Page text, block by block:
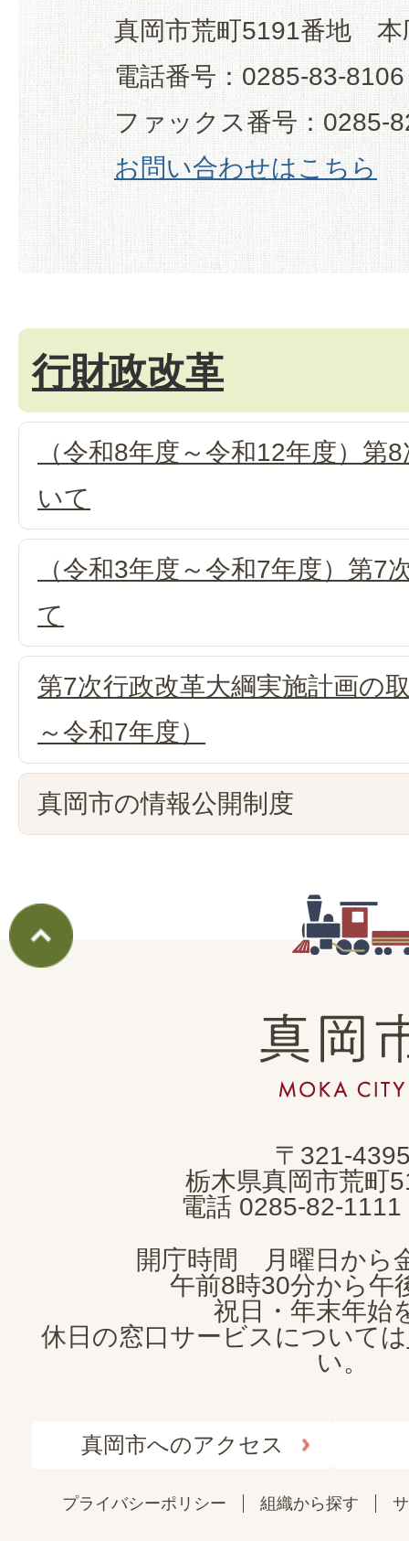
真岡市荒町5191番地 本
電話番号：0285-83-8106
ファックス番号：0285-
お問い合わせはこちら
行財政改革
（令和8年度～令和12年度）第
いて
（令和3年度～令和7年度）第7
て
第7次行政改革大綱実施計画の
～令和7年度）
真岡市の情報公開制度
真
岡
市
CITY
〒321-
栃木県真岡市荒町
電話 0285-82-1111
開庁時間 月曜日から
午前8時30分から午
祝日・年末年始
休日の窓口サービスについては
い。
真岡市へのアクセス
プライバシーポリシー 組織から探す